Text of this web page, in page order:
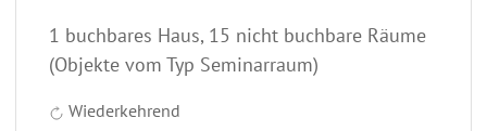
1 buchbares Haus, 15 nicht buchbare Räume
(Objekte vom Typ Seminarraum)
Wiederkehrend